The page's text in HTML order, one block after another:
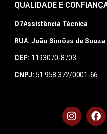
QUALIDADE E
O7Assistência Técnica
RUA: João Simões de Souza
CEP: 1193070-8703
CNPJ: 51.958.372/0001-66